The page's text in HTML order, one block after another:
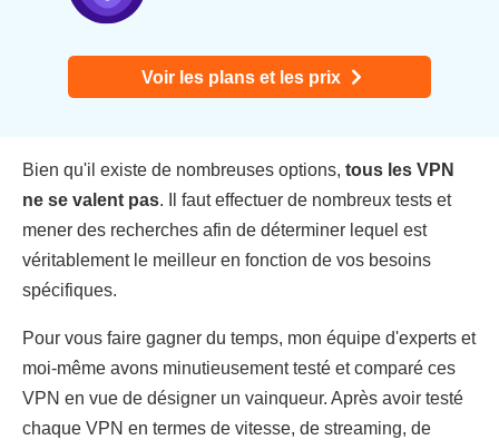
Voir les plans et les prix
Bien qu'il existe de nombreuses options, tous les VPN
ne se valent pas. Il faut effectuer de nombreux tests et
mener des recherches afin de déterminer lequel est
véritablement le meilleur en fonction de vos besoins
spécifiques.
Pour vous faire gagner du temps, mon équipe d'experts et
moi-même avons minutieusement testé et comparé ces
VPN en vue de désigner un vainqueur. Après avoir testé
chaque VPN en termes de vitesse, de streaming, de